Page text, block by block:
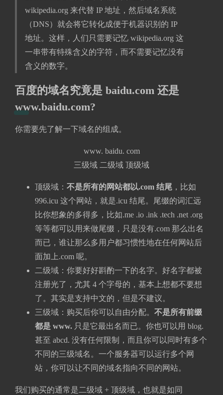
wikipedia.org 来代替 IP 地址，然后域名系统
（DNS）就会将它转化成便于机器识别的 IP
地址。这样，人们只需要记忆 wikipedia.org 这
一串带有特殊含义的字符，而不需要记忆没有
含义的数字。
百度的域名究竟是 baidu.com 还是
www.baidu.com?
你需要先了解一下域名的组成。
www. baidu. com
三级域 二级域 顶级域
顶级域： 不是所有的网站都以.com 结尾 ，比如
996.icu 这个网站，就是.icu 结尾。尾缀的词汇远
比你想象的多得多，比如.me .io .ink .tech .net .org
等等都可以用来做尾缀，只是没有.com 那么出名
而已，谁让那么多用户都习惯性地在任何网站后
面加上.com 呢。
二级域：你要好好斟酌一下的名字。好名字都被
注册光了，尤其 4 个字母的，基本上想都不要想
了。其实是支持中文的，但是不建议。
三级域：购买后你可以自由分配。 不是所有前缀
都是 www. 只是它最出名而已。你也可以用 blog.
甚至 abcd. 没有任何限制，而且你可以同时有多个
不同的三级域名。一个服务器可以运行多个网
站，你可以让不同的域名指向不同的网站。
我们购买的通常是二级域 + 顶级域，也就是如同